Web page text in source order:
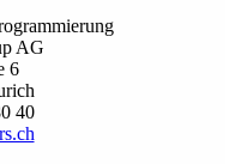
AG
6
40